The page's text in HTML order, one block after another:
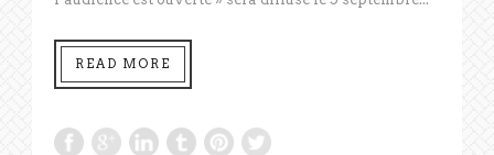
READ MORE